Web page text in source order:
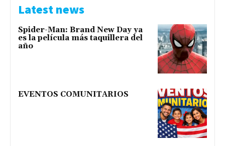
Latest news
Spider-Man: Brand New Day ya
es la película más taquillera del
año
EVENTOS COMUNITARIOS